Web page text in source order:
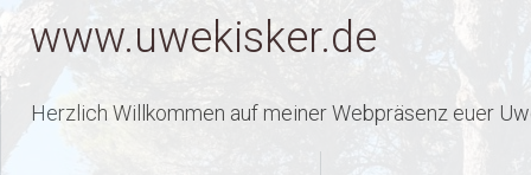
Zum
Inhalt
springen
www.uwekisker.de
Herzlich Willkommen auf meiner Webpräsenz euer